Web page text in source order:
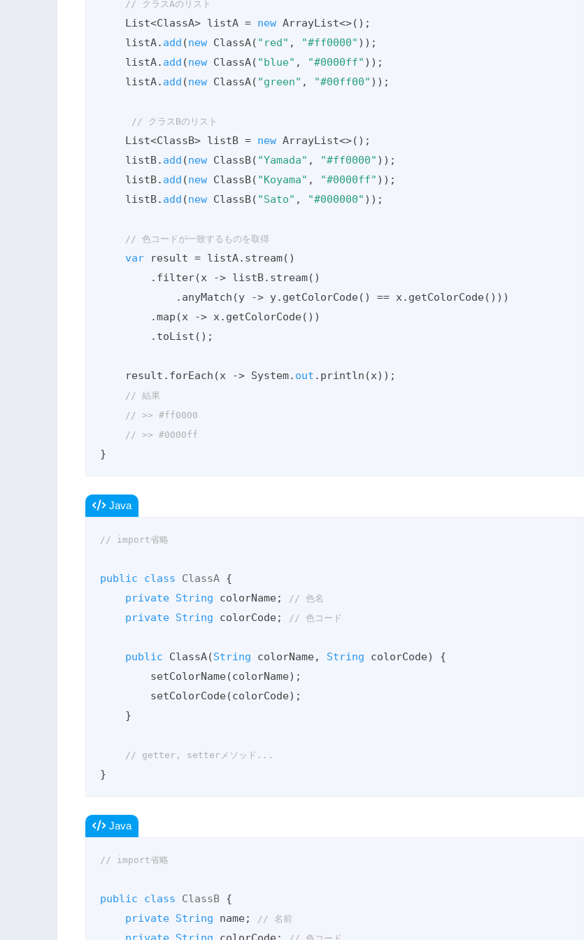
// クラスAのリスト
    List<ClassA> listA =
new ArrayList<>();
    listA.
add (new ClassA( "red" , "#ff0000" ));
    listA.
add (new ClassA( "blue" , "#0000ff" ));
    listA.
add (new ClassA( "green" , "#00ff00" ));
// クラスBのリスト
    List<ClassB> listB =
new ArrayList<>();
    listB.
add (new ClassB( "Yamada" , "#ff0000" ));
    listB.
add (new ClassB( "Koyama" , "#0000ff" ));
    listB.
add (new ClassB( "Sato" , "#000000" ));
// 色コードが一致するものを取得
var result = listA.stream()
    result.forEach(x -> System.
out .println(x));
// 結果
// >> #ff0000
// >> #0000ff
}
Java
// import省略
public class ClassA {
private String colorName; // 色名
private String colorCode; // 色コード
public ClassA(String colorName, String colorCode) {
// getter, setterメソッド...
}
Java
// import省略
public class ClassB {
private String name; // 名前